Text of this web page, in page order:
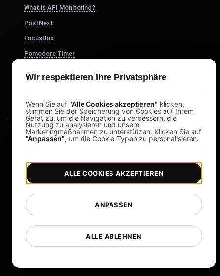
What is API Monitoring?
PostNext
FocusBox
Pomodoro Timer
DesignerBox
Copyright © 2026 LoadFocus | Geschäftsbedingungen |
Datenschutzrichtlinie | Datenschutz |
Cookie-Einstellungen
Wir respektieren Ihre Privatsphäre
Wenn Sie auf "Alle Cookies akzeptieren" klicken,
stimmen Sie der Speicherung von Cookies auf Ihrem
Gerät zu, um die Navigation zu verbessern, die
Nutzung zu analysieren und unsere
Marketingmaßnahmen zu unterstützen. Klicken Sie auf
"Anpassen", um die Cookie-Typen zu personalisieren.
ALLE ABLEHNEN
ANPASSEN
ALLE COOKIES AKZEPTIEREN